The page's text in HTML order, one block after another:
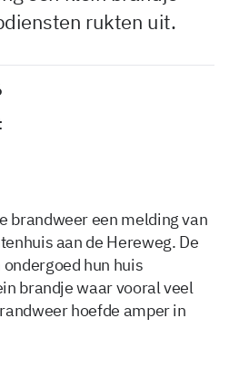
rukten uit.
brandweer een melding van
aan de Hereweg. De
hun huis
brandje waar vooral veel
hoefde amper in